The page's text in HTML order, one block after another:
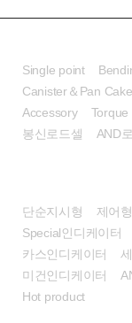
Single point
Canister＆Pan Cake
Accessory
봉신로드셀
AND
단순지시형 제어형
Special인디케이터
카스인디케이터
미건인디케이터
Hot product